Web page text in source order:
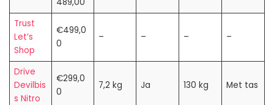
Trust
Let’s
Shop
€499,0
0
– – – –
Drive
Devilbis
s Nitro
€299,0
0
7,2 kg Ja 130 kg Met tas